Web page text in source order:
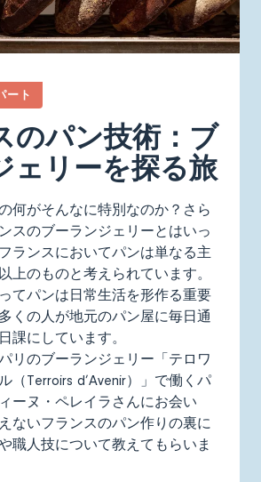
ート
のパン技術：ブ
ェリーを探る旅
何がそんなに特別なのか？さら
スのブーランジェリーとはいっ
ランスにおいてパンは単なる主
上のものと考えられています。
てパンは日常生活を形作る重要
くの人が地元のパン屋に毎日通
課にしています。
リのブーランジェリー「テロワ
（Terroirs d’Avenir）」で働くパ
ーヌ・ペレイラさんにお会い
ないフランスのパン作りの裏に
職人技について教えてもらいま